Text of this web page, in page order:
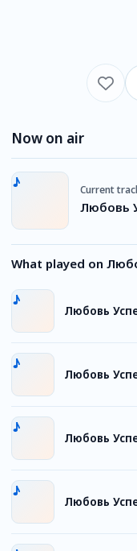
Now on air
Current
Любовь
What played on
Любовь
Любовь
Любовь
Любовь